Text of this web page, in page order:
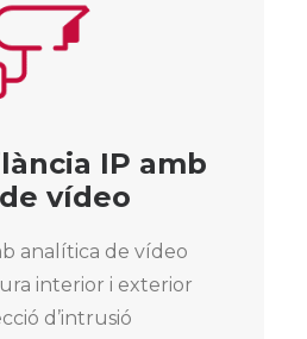
IP amb
vídeo
analítica de vídeo
interior i exterior
d’intrusió